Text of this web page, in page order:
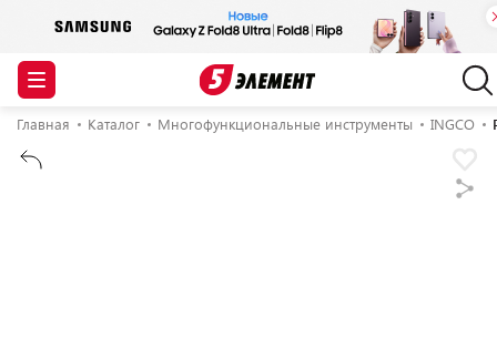
Главная Каталог Многофункциональные инструменты INGCO